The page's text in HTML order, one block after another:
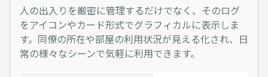
人の出入りを厳密に管理するだけでなく、そのログ
をアイコンやカード形式でグラフィカルに表示しま
す。同僚の所在や部屋の利用状況が見える化され、日
常の様々なシーンで気軽に利用できます。